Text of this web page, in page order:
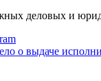
деловых и
о выдаче